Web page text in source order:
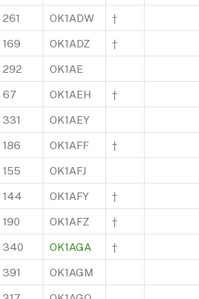
261 OK1ADW †
169 OK1ADZ †
292 OK1AE
67 OK1AEH †
331 OK1AEY
186 OK1AFF †
155 OK1AFJ
144 OK1AFY †
190 OK1AFZ †
340 OK1AGA †
391 OK1AGM